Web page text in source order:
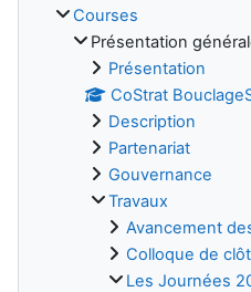
Courses
Présentation
Présentation
CoStrat
Description
Partenariat
Gouvernance
Travaux
Avancement
Colloque de
Les Journées